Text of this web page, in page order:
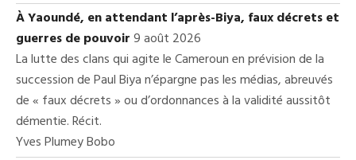
À Yaoundé, en attendant l’après-Biya, faux décrets et
guerres de pouvoir9 août 2026
La lutte des clans qui agite le Cameroun en prévision de la
succession de Paul Biya n’épargne pas les médias, abreuvés
de « faux décrets » ou d’ordonnances à la validité aussitôt
démentie. Récit.
Yves Plumey Bobo